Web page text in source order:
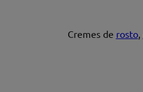
Cremes de rosto,